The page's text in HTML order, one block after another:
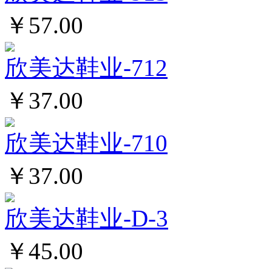
￥57.00
欣美达鞋业-712
￥37.00
欣美达鞋业-710
￥37.00
欣美达鞋业-D-3
￥45.00